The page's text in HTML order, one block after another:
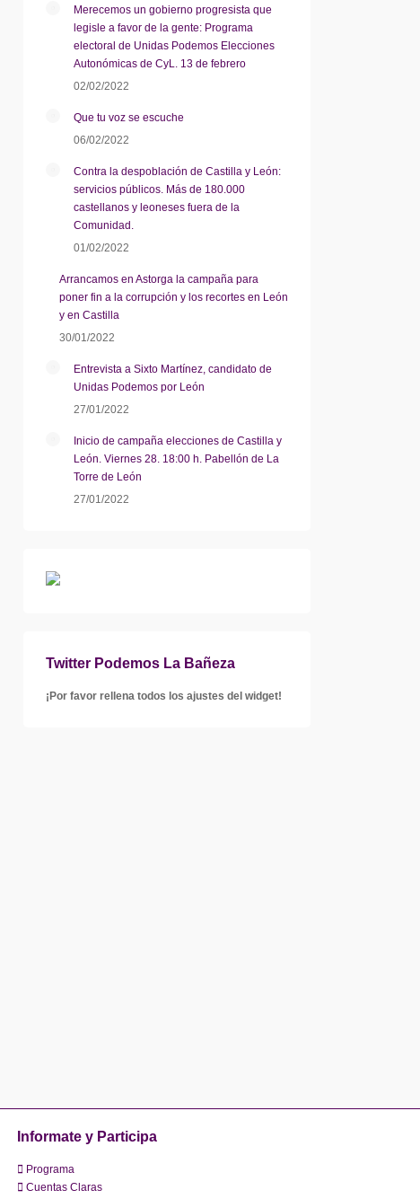
Merecemos un gobierno progresista que
legisle a favor de la gente: Programa
electoral de Unidas Podemos Elecciones
Autonómicas de CyL. 13 de febrero
02/02/2022
Que tu voz se escuche
06/02/2022
Contra la despoblación de Castilla y León:
servicios públicos. Más de 180.000
castellanos y leoneses fuera de la
Comunidad.
01/02/2022
Arrancamos en Astorga la campaña para
poner fin a la corrupción y los recortes en León
y en Castilla
30/01/2022
Entrevista a Sixto Martínez, candidato de
Unidas Podemos por León
27/01/2022
Inicio de campaña elecciones de Castilla y
León. Viernes 28. 18:00 h. Pabellón de La
Torre de León
27/01/2022
Twitter Podemos La Bañeza
¡Por favor rellena todos los ajustes del widget!
Informate y Participa
Programa
Cuentas Claras